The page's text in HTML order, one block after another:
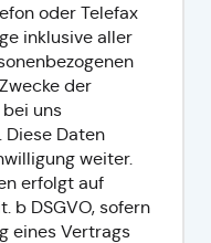
oder Telefax
inklusive aller
der
uns
Daten
weiter.
erfolgt auf
b DSGVO, sofern
eines Vertrags